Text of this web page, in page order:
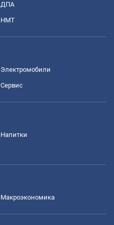
ДПА
НМТ
Электромобили
Сервис
Напитки
Mакроэкономика